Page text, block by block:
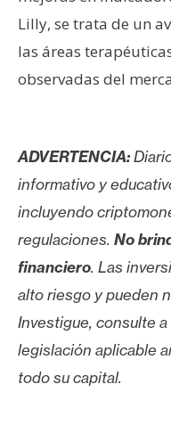
Lilly, se trata de un
las áreas
observadas del
ADVERTENCIA:
informativo y
incluyendo
regulaciones. No
financiero. Las
alto riesgo y pueden
Investigue, consulte
legislación aplicable
todo su capital.